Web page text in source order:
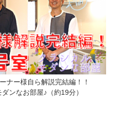
ナー様自ら解説完結編！！
ンなお部屋♪（約19分）